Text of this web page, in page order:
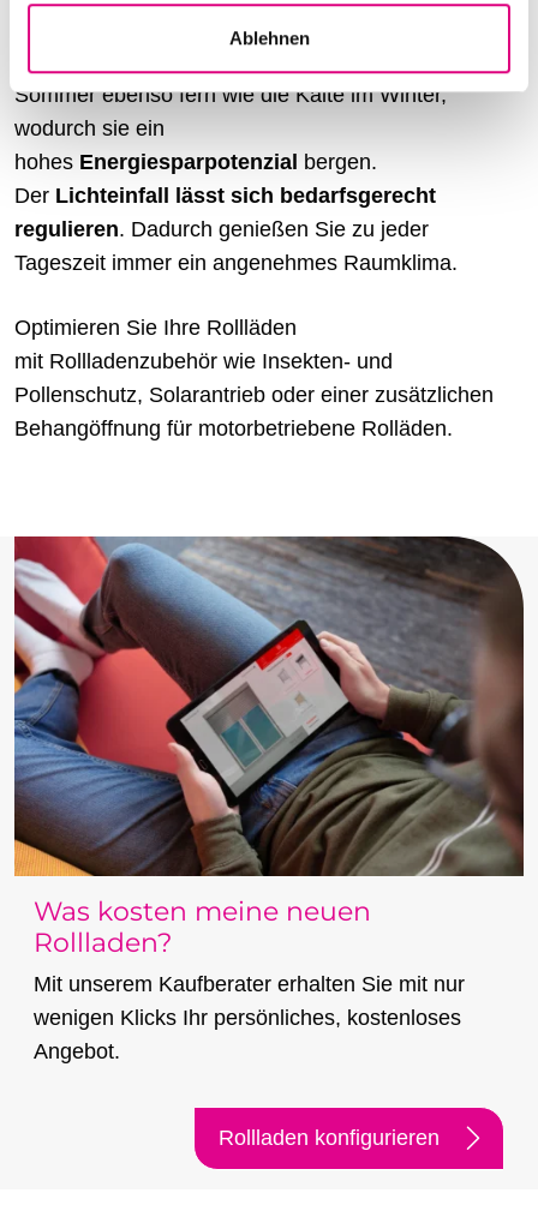
Ablehnen
Sommer ebenso fern wie die Kälte im Winter,
wodurch sie ein
hohes Energiesparpotenzial bergen.
Der Lichteinfall lässt sich bedarfsgerecht
regulieren. Dadurch genießen Sie zu jeder
Tageszeit immer ein angenehmes Raumklima.
Optimieren Sie Ihre Rollläden
mit Rollladenzubehör wie Insekten- und
Pollenschutz, Solarantrieb oder einer zusätzlichen
Behangöffnung für motorbetriebene Rolläden.
Was kosten meine neuen
Rollladen?
Mit unserem Kaufberater erhalten Sie mit nur
wenigen Klicks Ihr persönliches, kostenloses
Angebot.
Rollladen konfigurieren